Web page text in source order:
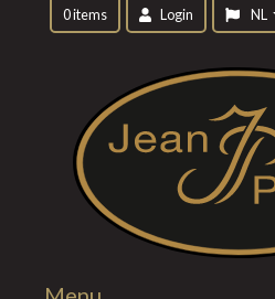
0 items Login NL